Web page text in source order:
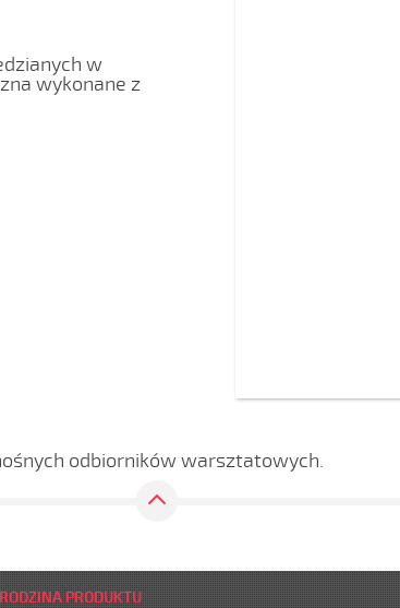
w
wykonane z
odbiorników warsztatowych.
RODZINA PRODUKTU